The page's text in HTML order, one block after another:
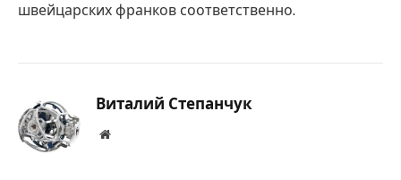
швейцарских франков соответственно.
Виталий Степанчук
Website